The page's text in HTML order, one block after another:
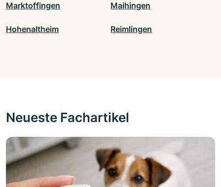
Marktoffingen Maihingen
Hohenaltheim Reimlingen
Neueste Fachartikel